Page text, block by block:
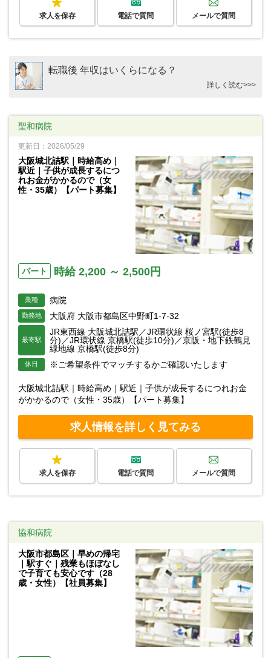
求人を保存 電話で質問 メールで質問
転職後 年収はいくらになる？
詳しく読む>>>
聖和病院
更新日：2026/05/29
大阪城北詰駅｜時給高め｜
駅近｜子供が成長するにつ
れお金がかかるので（女
性・35歳）【パート募集】
パート 時給 2,200 ～ 2,500円
業種 病院
勤務地 大阪府 大阪市都島区中野町1-7-32
最寄駅
JR東西線 大阪城北詰駅／JR環状線 桜ノ宮駅(徒歩8
分)／JR環状線 京橋駅(徒歩10分)／京阪・地下鉄鶴見
緑地線 京橋駅(徒歩8分)
休日 ※ご希望条件でマッチするかご確認いたします
大阪城北詰駅｜時給高め｜駅近｜子供が成長するにつれお金
がかかるので（女性・35歳）【パート募集】
求人情報を詳しく見てみる
求人を保存 電話で質問 メールで質問
協和病院
大阪市都島区｜早めの帰宅
｜駅すぐ｜残業もほぼなし
で子育ても安心です（28
歳・女性）【社員募集】